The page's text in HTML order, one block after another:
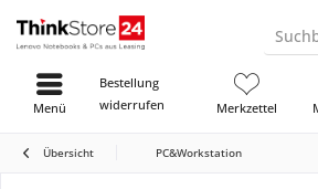
Bestellung
widerrufen
Merkzettel
Menü
Übersicht PC&Workstation